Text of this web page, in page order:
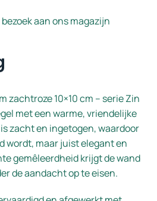
aan ons magazijn
zachtroze 10×10 cm – serie Zin
met een warme, vriendelijke
zacht en ingetogen, waardoor
wordt, maar juist elegant en
gemêleerdheid krijgt de wand
de aandacht op te eisen.